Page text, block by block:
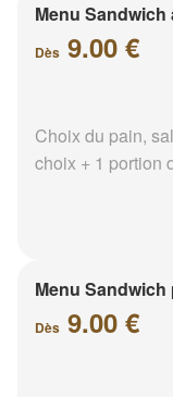
Menu Sandwich
Dès 9.00 €
Choix du pain,
choix + 1 portion
Menu
Dès 9.00 €